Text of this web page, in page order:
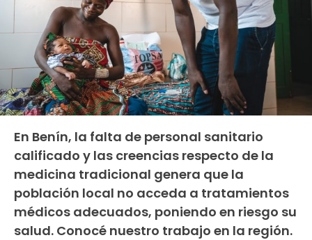
En Benín, la falta de personal sanitario
calificado y las creencias respecto de la
medicina tradicional genera que la
población local no acceda a tratamientos
médicos adecuados, poniendo en riesgo su
salud. Conocé nuestro trabajo en la región.